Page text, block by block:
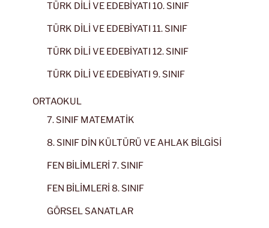
TÜRK DİLİ VE EDEBİYATI 10. SINIF
TÜRK DİLİ VE EDEBİYATI 11. SINIF
TÜRK DİLİ VE EDEBİYATI 12. SINIF
TÜRK DİLİ VE EDEBİYATI 9. SINIF
ORTAOKUL
7. SINIF MATEMATİK
8. SINIF DİN KÜLTÜRÜ VE AHLAK BİLGİSİ
FEN BİLİMLERİ 7. SINIF
FEN BİLİMLERİ 8. SINIF
GÖRSEL SANATLAR